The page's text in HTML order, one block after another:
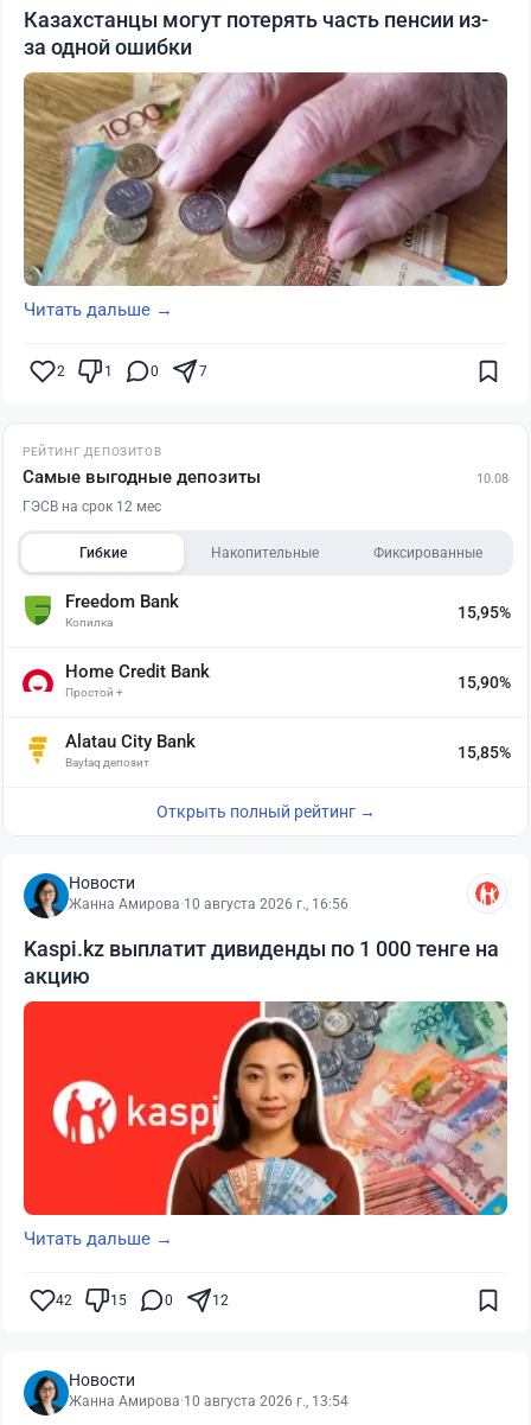
Казахстанцы могут потерять часть пенсии из-
за одной ошибки
Читать дальше →
2 1 0 7
РЕЙТИНГ ДЕПОЗИТОВ
Самые выгодные депозиты 10.08
ГЭСВ на срок 12 мес
Гибкие Накопительные Фиксированные
Freedom Bank
Копилка
15,95%
Home Credit Bank
Простой +
15,90%
Alatau City Bank
Baytaq депозит
15,85%
Открыть полный рейтинг →
Новости
Жанна Амирова·10 августа 2026 г., 16:56
Kaspi.kz выплатит дивиденды по 1 000 тенге на
акцию
Читать дальше →
42 15 0 12
Новости
Жанна Амирова·10 августа 2026 г., 13:54